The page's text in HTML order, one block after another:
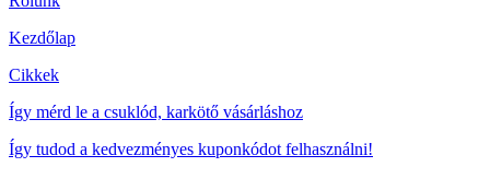
Kezdőlap
Cikkek
Így mérd le a csuklód, karkötő vásárláshoz
Így tudod a kedvezményes kuponkódot felhasználni!